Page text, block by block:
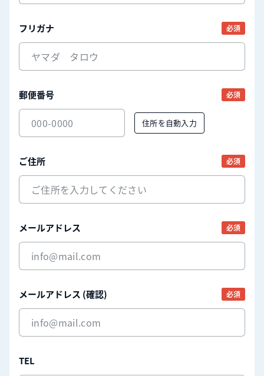
フリガナ 必須
郵便番号 必須
住所を自動入力
ご住所 必須
メールアドレス 必須
メールアドレス (確認) 必須
TEL